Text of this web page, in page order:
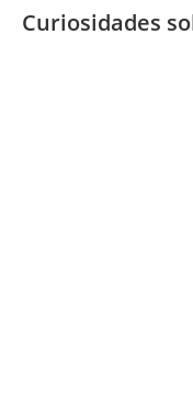
Curiosidades